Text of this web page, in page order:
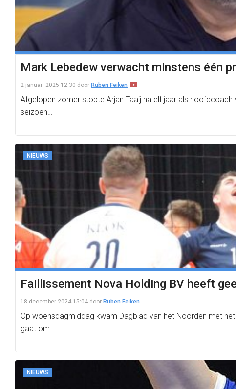
Mark Lebedew verwacht minstens één
2 januari 2025 12:30 door Ruben Feiken
Afgelopen zomer stopte Arjan Taaij na elf jaar als
seizoen…
NIEUWS
Faillissement Nova Holding BV heeft
18 december 2024 15:04 door Ruben Feiken
Op woensdagmiddag kwam Dagblad van het Noorden met
gaat om…
NIEUWS